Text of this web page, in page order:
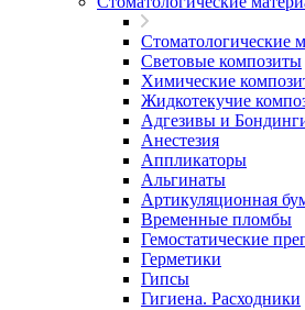
Стоматологические
Световые композиты
Химические
Жидкотекучие
Адгезивы и
Анестезия
Аппликаторы
Альгинаты
Артикуляционная
Временные пломбы
Гемостатические
Герметики
Гипсы
Гигиена. Расходники